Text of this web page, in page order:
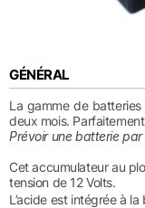
GÉNÉRAL
La gamme de
deux mois.
Prévoir une batterie par
Cet accumulateur au
tension de 12 Volts.
L’acide est intégrée à la